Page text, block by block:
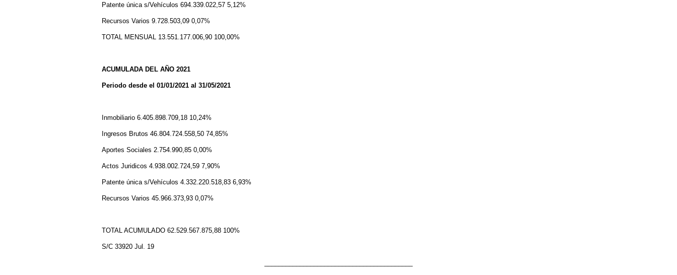
Patente única s/Vehículos 694.339.022,57 5,12%
Recursos Varios 9.728.503,09 0,07%
TOTAL MENSUAL 13.551.177.006,90 100,00%
ACUMULADA DEL AÑO 2021
Periodo desde el 01/01/2021 al 31/05/2021
Inmobiliario 6.405.898.709,18 10,24%
Ingresos Brutos 46.804.724.558,50 74,85%
Aportes Sociales 2.754.990,85 0,00%
Actos Juridicos 4.938.002.724,59 7,90%
Patente única s/Vehículos 4.332.220.518,83 6,93%
Recursos Varios 45.966.373,93 0,07%
TOTAL ACUMULADO 62.529.567.875,88 100%
S/C 33920 Jul. 19